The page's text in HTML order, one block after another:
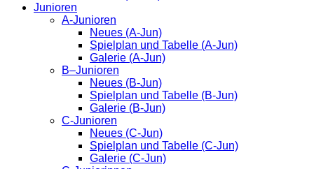
Junioren
A-Junioren
Neues (A-Jun)
Spielplan und Tabelle (A-Jun)
Galerie (A-Jun)
B–Junioren
Neues (B-Jun)
Spielplan und Tabelle (B-Jun)
Galerie (B-Jun)
C-Junioren
Neues (C-Jun)
Spielplan und Tabelle (C-Jun)
Galerie (C-Jun)